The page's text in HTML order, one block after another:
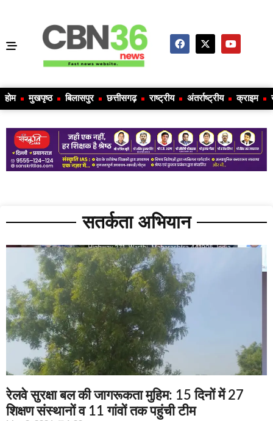
होम मुखपृष्ठ बिलासपुर छत्तीसगढ़ राष्ट्रीय अंतर्राष्ट्रीय क्राइम
सतर्कता अभियान
रेलवे सुरक्षा बल की जागरूकता मुहिम: 15 दिनों में 27
शिक्षण संस्थानों व 11 गांवों तक पहुंची टीम